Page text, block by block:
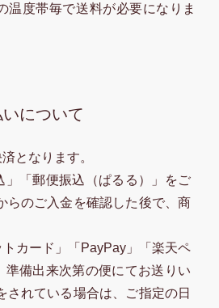
度帯毎で送料が必要になりま
について
となります。
「郵便振込（ぱるる）」をご
らのご入金を確認した後で、商
カード」「PayPay」「楽天ペ
備出来次第の便にてお送りい
されている場合は、ご指定の日